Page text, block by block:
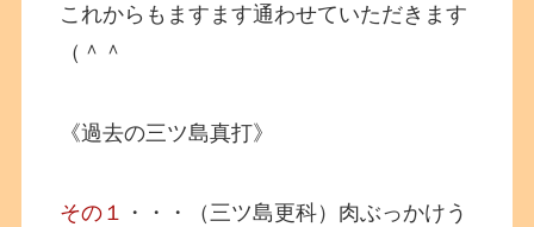
これからもますます通わせていただきます
（＾＾
《過去の三ツ島真打》
その１ ・・・（三ツ島更科）肉ぶっかけう